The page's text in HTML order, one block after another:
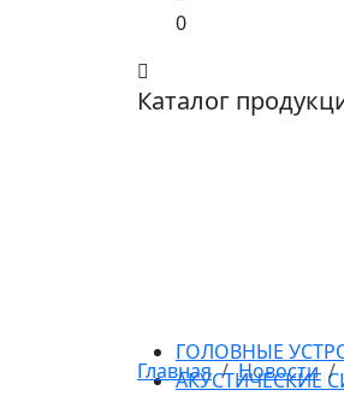
0
Каталог
ГОЛОВНЫЕ
АКУСТИЧЕСКИЕ
Главная Новости